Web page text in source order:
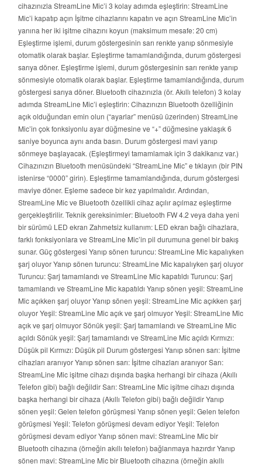
cihazınızla StreamLine Mic’i 3 kolay adımda eşleştirin: StreamLine
Mic’i kapatıp açın İşitme cihazlarını kapatın ve açın StreamLine Mic’in
yanına her iki işitme cihazını koyun (maksimum mesafe: 20 cm)
Eşleştirme işlemi, durum göstergesinin sarı renkte yanıp sönmesiyle
otomatik olarak başlar. Eşleştirme tamamlandığında, durum göstergesi
sarıya döner. Eşleştirme işlemi, durum göstergesinin sarı renkte yanıp
sönmesiyle otomatik olarak başlar. Eşleştirme tamamlandığında, durum
göstergesi sarıya döner. Bluetooth cihazınızla (ör. Akıllı telefon) 3 kolay
adımda StreamLine Mic’i eşleştirin: Cihazınızın Bluetooth özelliğinin
açık olduğundan emin olun (“ayarlar” menüsü üzerinden) StreamLine
Mic’in çok fonksiyonlu ayar düğmesine ve “+” düğmesine yaklaşık 6
saniye boyunca aynı anda basın. Durum göstergesi mavi yanıp
sönmeye başlayacak. (Eşleştirmeyi tamamlamak için 3 dakikanız var.)
Cihazınızın Bluetooth menüsündeki “StreamLine Mic” e tıklayın (bir PIN
istenirse “0000” girin). Eşleştirme tamamlandığında, durum göstergesi
maviye döner. Eşleme sadece bir kez yapılmalıdır. Ardından,
StreamLine Mic ve Bluetooth özellikli cihaz açılır açılmaz eşleştirme
gerçekleştirilir. Teknik gereksinimler: Bluetooth FW 4.2 veya daha yeni
bir sürümü LED ekran Zahmetsiz kullanım: LED ekran bağlı cihazlara,
farklı fonksiyonlara ve StreamLine Mic’in pil durumuna genel bir bakış
sunar. Güç göstergesi Yanıp sönen turuncu: StreamLine Mic kapalıyken
şarj oluyor Yanıp sönen turuncu: StreamLine Mic kapalıyken şarj oluyor
Turuncu: Şarj tamamlandı ve StreamLine Mic kapatıldı Turuncu: Şarj
tamamlandı ve StreamLine Mic kapatıldı Yanıp sönen yeşil: StreamLine
Mic açıkken şarj oluyor Yanıp sönen yeşil: StreamLine Mic açıkken şarj
oluyor Yeşil: StreamLine Mic açık ve şarj olmuyor Yeşil: StreamLine Mic
açık ve şarj olmuyor Sönük yeşil: Şarj tamamlandı ve StreamLine Mic
açıldı Sönük yeşil: Şarj tamamlandı ve StreamLine Mic açıldı Kırmızı:
Düşük pil Kırmızı: Düşük pil Durum göstergesi Yanıp sönen sarı: İşitme
cihazları aranıyor Yanıp sönen sarı: İşitme cihazları aranıyor Sarı:
StreamLine Mic işitme cihazı dışında başka herhangi bir cihaza (Akıllı
Telefon gibi) bağlı değildir Sarı: StreamLine Mic işitme cihazı dışında
başka herhangi bir cihaza (Akıllı Telefon gibi) bağlı değildir Yanıp
sönen yeşil: Gelen telefon görüşmesi Yanıp sönen yeşil: Gelen telefon
görüşmesi Yeşil: Telefon görüşmesi devam ediyor Yeşil: Telefon
görüşmesi devam ediyor Yanıp sönen mavi: StreamLine Mic bir
Bluetooth cihazına (örneğin akıllı telefon) bağlanmaya hazırdır Yanıp
sönen mavi: StreamLine Mic bir Bluetooth cihazına (örneğin akıllı